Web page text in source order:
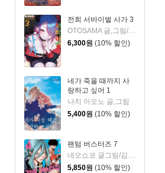
전희 서바이벌 사가 3
6,300원 (10% 할인)
네가 죽을 때까지 사
랑하고 싶어 1
나치 아오노 글,그림
5,400원 (10% 할인)
팬텀 버스터즈 7
네오쇼코 글그림/김지혜 역
5,850원 (10% 할인)